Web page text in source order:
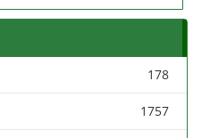
178
1757